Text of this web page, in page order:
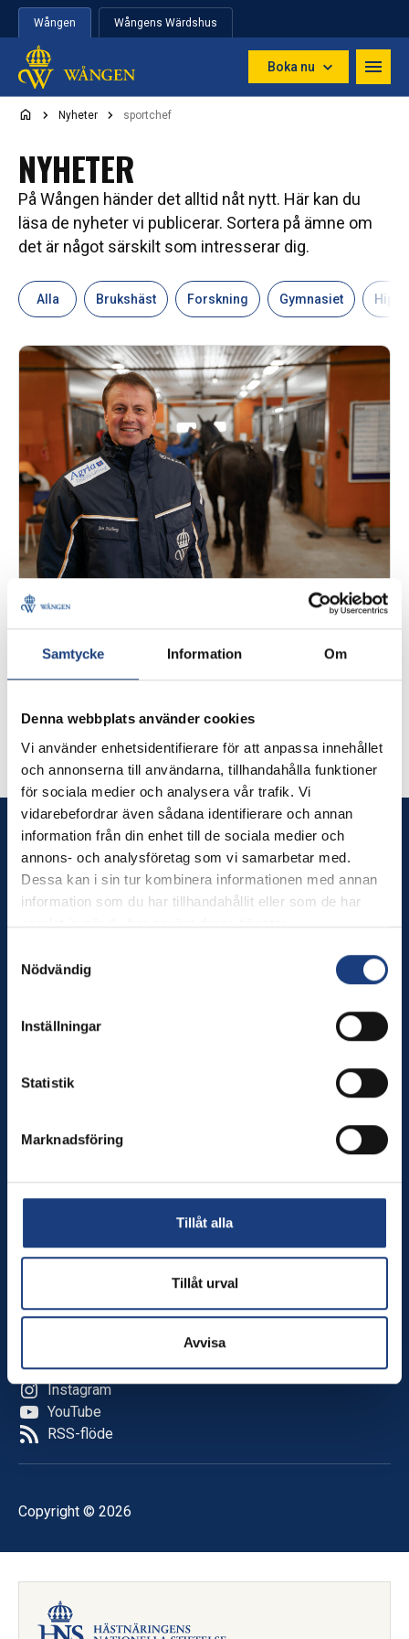
Samtycke Information Om
Denna webbplats använder cookies
Vi använder enhetsidentifierare för att anpassa innehållet
och annonserna till användarna, tillhandahålla funktioner
för sociala medier och analysera vår trafik. Vi
vidarebefordrar även sådana identifierare och annan
information från din enhet till de sociala medier och
annons- och analysföretag som vi samarbetar med.
Dessa kan i sin tur kombinera informationen med annan
information som du har tillhandahållit eller som de har
samlat in när du har använt deras tjänster.
Nödvändig
Inställningar
Statistik
Marknadsföring
Tillåt alla
Tillåt urval
Avvisa
Hoppa till innehåll
Wången Wångens Wärdshus
Boka nu
Nyheter sportchef
NYHETER
På Wången händer det alltid nåt nytt. Här kan du
läsa de nyheter vi publicerar. Sortera på ämne om
det är något särskilt som intresserar dig.
Alla Brukshäst Forskning Gymnasiet
Jan Halberg slutar på Wången
"När nu sportchefstjänsten försvinner kändes det
för att gå in i andra tjänster och gå ner i tid. Jag har
haft en fantastisk tid på Wången och är tacksam för
den tid jag haft här, säger Jan Halberg."
Wången
Wången utbildar dig som älskar hästar – och erbjuder
hästnära upplevelser för alla.
Månd–torsd. kl. 8–16, fred kl. 8–12
Utbildningar
Brukshästcentrum
In English
Facebook
TikTok
Instagram
YouTube
RSS-flöde
Copyright © 2026